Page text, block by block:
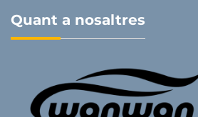
Quant a nosaltres